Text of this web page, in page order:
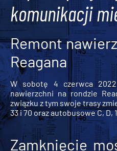
komunikacji
Remont
Reagana
W sobotę 4 czerwca
nawierzchni na rondzie
związku z tym swoje trasy
33 i 70 oraz autobusowe C, D,
Zamknięcie